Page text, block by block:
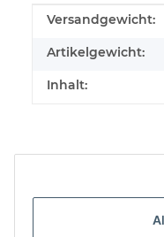
Produkteigenschaft
Wert
Versandgewicht:
Artikelgewicht:
Inhalt: